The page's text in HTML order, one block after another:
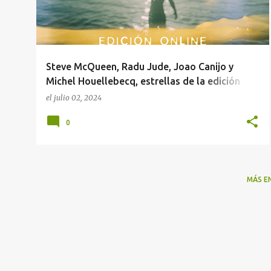
r
a
d
Steve McQueen, Radu Jude, Joao Canijo y
Michel Houellebecq, estrellas de la edición
online de Atlàntida Mallorca Film Fest
el julio 02, 2024
0
MÁS